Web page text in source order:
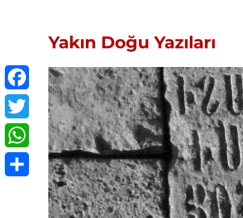
Yakın Doğu Yazıları
Facebook
Twitter
WhatsApp